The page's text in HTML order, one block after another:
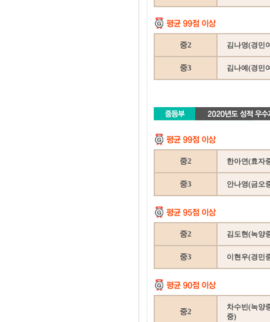
중2 김나영(경민
중3 김나예(경민
중2 한아연(효자
중3 안나영(금오
중2 김도현(녹양
중3 이현우(경민
중2
차수빈(녹양
중)